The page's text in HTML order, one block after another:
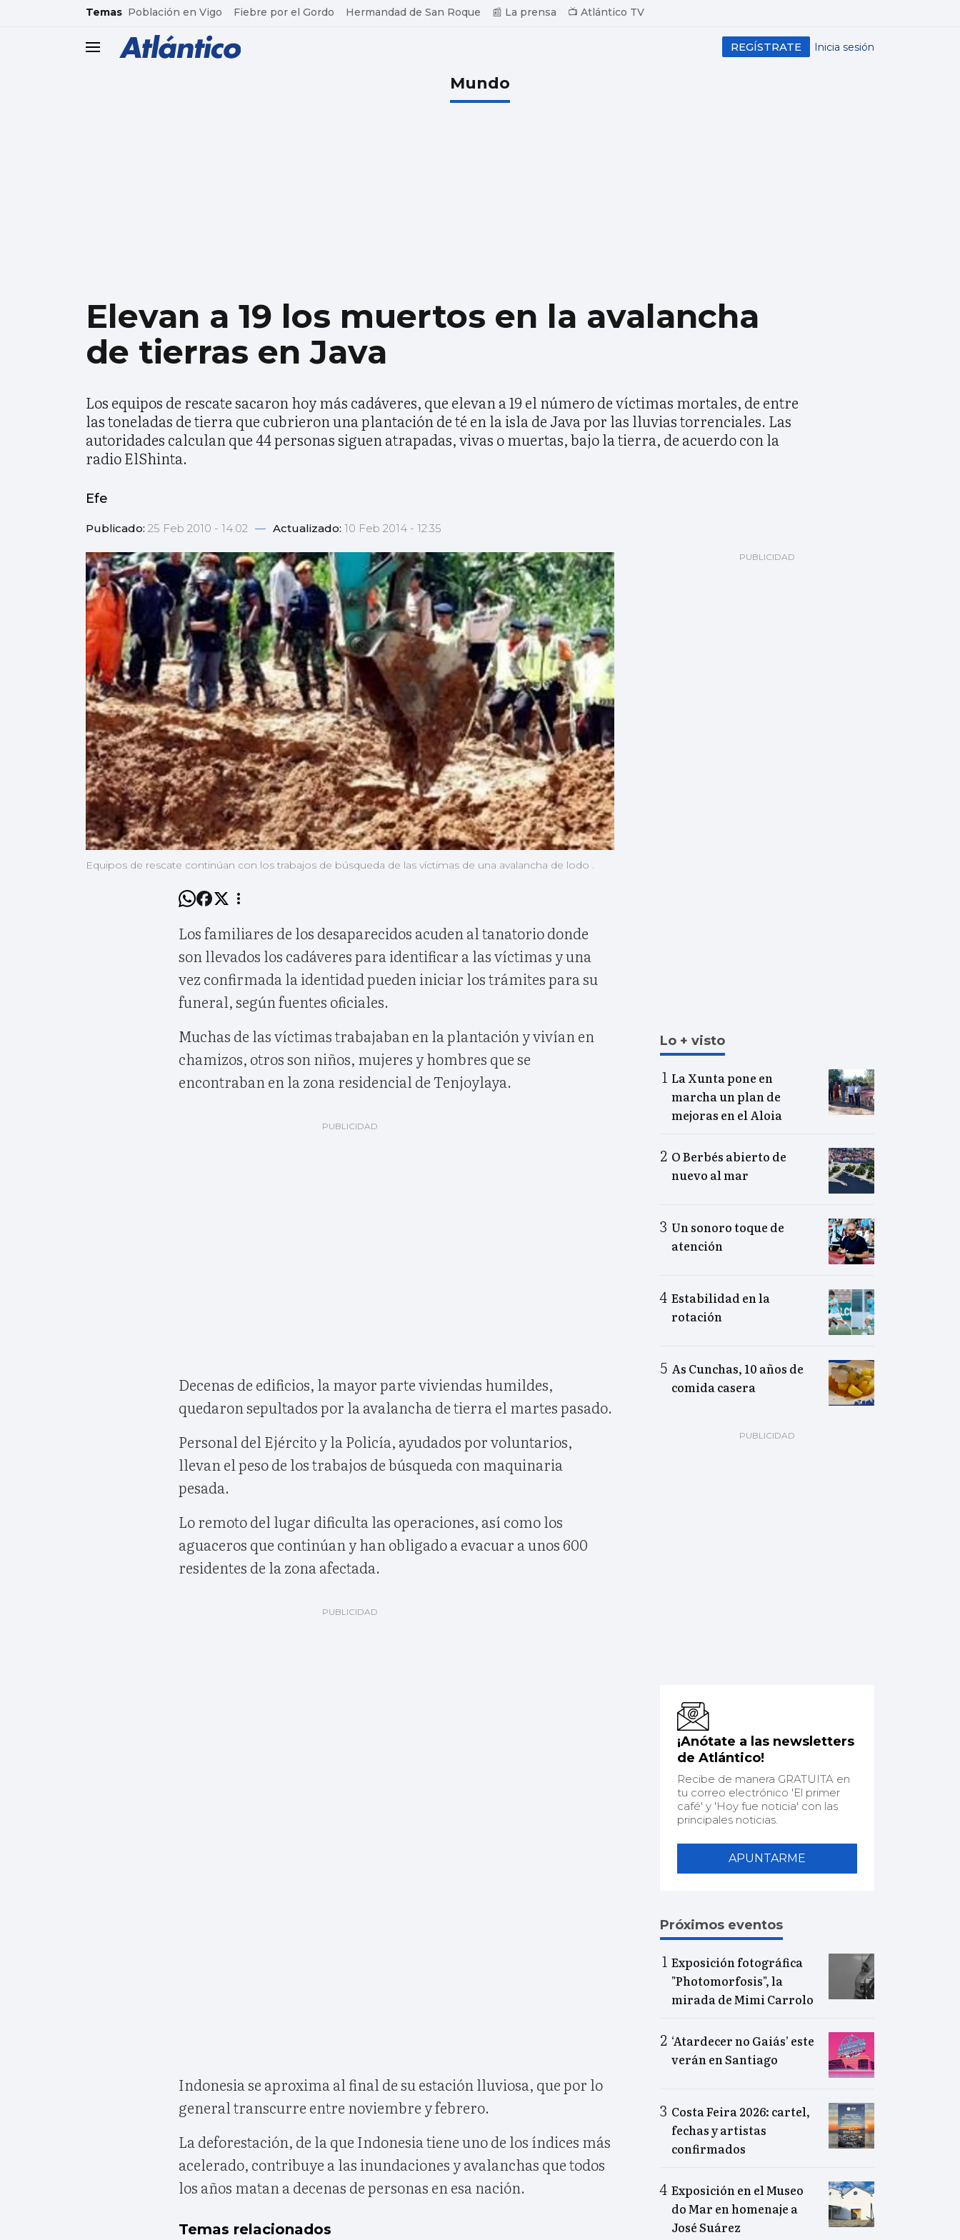
common.go-to-content
Temas Población en Vigo Fiebre por el Gordo Hermandad de San Roque 📰 La prensa 📺 Atlántico TV
header.menu.open Inicia sesión
REGÍSTRATE
Mundo
Elevan a 19 los muertos en la avalancha
de tierras en Java
Los equipos de rescate sacaron hoy más cadáveres, que elevan a 19 el número de víctimas mortales, de entre
las toneladas de tierra que cubrieron una plantación de té en la isla de Java por las lluvias torrenciales. Las
autoridades calculan que 44 personas siguen atrapadas, vivas o muertas, bajo la tierra, de acuerdo con la
radio ElShinta.
Efe
Publicado: 25 Feb 2010 - 14:02 — Actualizado: 10 Feb 2014 - 12:35
Equipos de rescate continúan con los trabajos de búsqueda de las víctimas de una avalancha de lodo .
Los familiares de los desaparecidos acuden al tanatorio donde
son llevados los cadáveres para identificar a las víctimas y una
vez confirmada la identidad pueden iniciar los trámites para su
funeral, según fuentes oficiales.
Muchas de las víctimas trabajaban en la plantación y vivían en
chamizos, otros son niños, mujeres y hombres que se
encontraban en la zona residencial de Tenjoylaya.
Decenas de edificios, la mayor parte viviendas humildes,
quedaron sepultados por la avalancha de tierra el martes pasado.
Personal del Ejército y la Policía, ayudados por voluntarios,
llevan el peso de los trabajos de búsqueda con maquinaria
pesada.
Lo remoto del lugar dificulta las operaciones, así como los
aguaceros que continúan y han obligado a evacuar a unos 600
residentes de la zona afectada.
Indonesia se aproxima al final de su estación lluviosa, que por lo
general transcurre entre noviembre y febrero.
La deforestación, de la que Indonesia tiene uno de los índices más
acelerado, contribuye a las inundaciones y avalanchas que todos
los años matan a decenas de personas en esa nación.
Temas relacionados
Lo + visto
La Xunta pone en
marcha un plan de
mejoras en el Aloia
O Berbés abierto de
nuevo al mar
Un sonoro toque de
atención
Estabilidad en la
rotación
As Cunchas, 10 años de
comida casera
¡Anótate a las newsletters
de Atlántico!
Recibe de manera GRATUITA en
tu correo electrónico 'El primer
café' y 'Hoy fue noticia' con las
principales noticias.
APUNTARME
Próximos eventos
Exposición fotográfica
"Photomorfosis", la
mirada de Mimi Carrolo
‘Atardecer no Gaiás’ este
verán en Santiago
Costa Feira 2026: cartel,
fechas y artistas
confirmados
Exposición en el Museo
do Mar en homenaje a
José Suárez